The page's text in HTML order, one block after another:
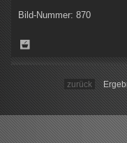
Bild-Nummer: 870
zurück